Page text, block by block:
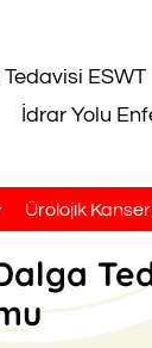
ESWT
İdrar Yolu
Ürolojik